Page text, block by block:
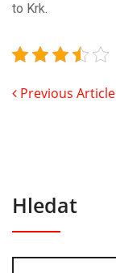
to Krk.
Previous Article
Hledat